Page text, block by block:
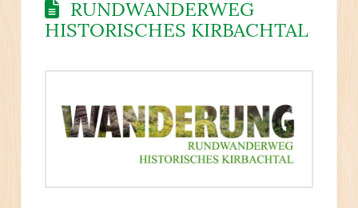
RUNDWANDERWEG
HISTORISCHES KIRBACHTAL